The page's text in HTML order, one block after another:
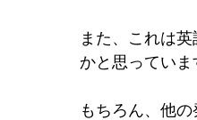
また、これは
かと思っていま
もちろん、他